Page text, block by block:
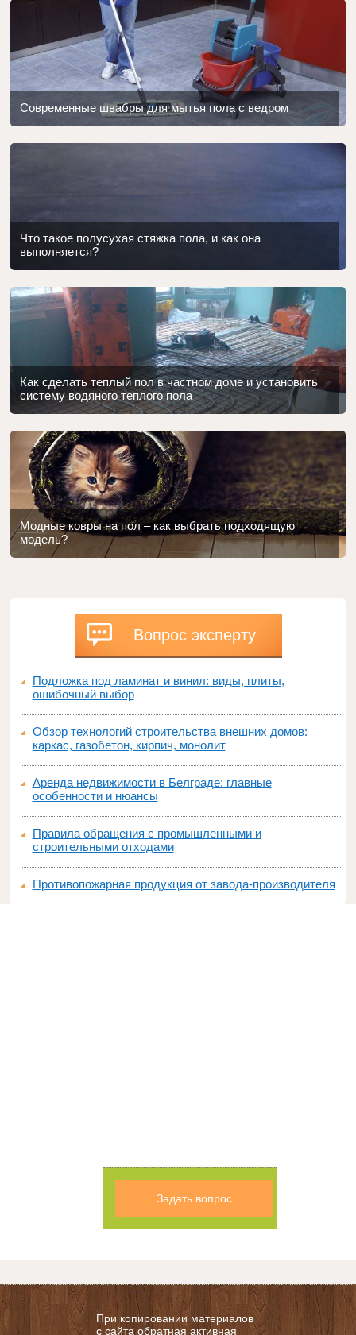
Современные швабры для мытья пола с ведром
Что такое полусухая стяжка пола, и как она
выполняется?
Как сделать теплый пол в частном доме и установить
систему водяного теплого пола
Модные ковры на пол – как выбрать подходящую
модель?
Вопрос эксперту
Подложка под ламинат и винил: виды, плиты,
ошибочный выбор
Обзор технологий строительства внешних домов:
каркас, газобетон, кирпич, монолит
Аренда недвижимости в Белграде: главные
особенности и нюансы
Правила обращения с промышленными и
строительными отходами
Противопожарная продукция от завода-производителя
Задать вопрос
При копировании материалов
с сайта обратная активная